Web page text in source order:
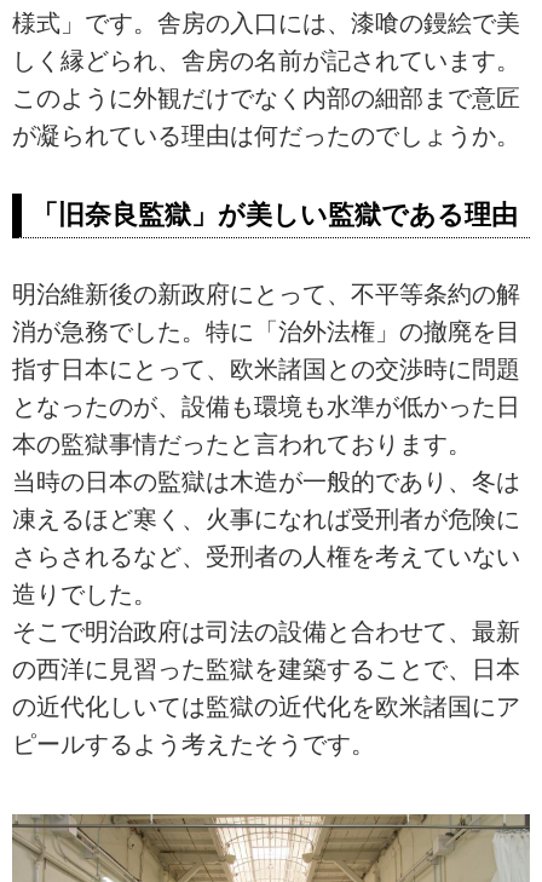
様式」です。舎房の入口には、漆喰の鏝絵で美
しく縁どられ、舎房の名前が記されています。
このように外観だけでなく内部の細部まで意匠
が凝られている理由は何だったのでしょうか。
「旧奈良監獄」が美しい監獄である理由
明治維新後の新政府にとって、不平等条約の解
消が急務でした。特に「治外法権」の撤廃を目
指す日本にとって、欧米諸国との交渉時に問題
となったのが、設備も環境も水準が低かった日
本の監獄事情だったと言われております。
当時の日本の監獄は木造が一般的であり、冬は
凍えるほど寒く、火事になれば受刑者が危険に
さらされるなど、受刑者の人権を考えていない
造りでした。
そこで明治政府は司法の設備と合わせて、最新
の西洋に見習った監獄を建築することで、日本
の近代化しいては監獄の近代化を欧米諸国にア
ピールするよう考えたそうです。